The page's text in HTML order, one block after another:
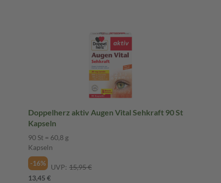
Doppelherz aktiv Augen Vital Sehkraft 90 St
Kapseln
90 St = 60,8 g
Kapseln
-16%
UVP: 15,95 €
13,45 €